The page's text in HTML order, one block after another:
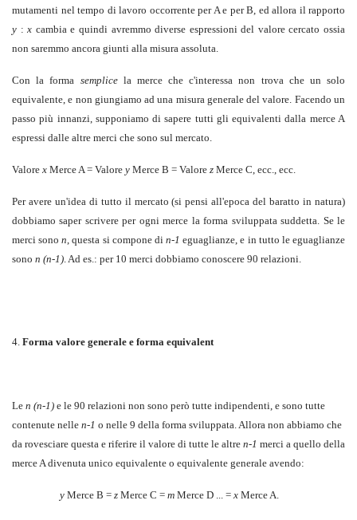
mutamenti nel tempo di lavoro occorrente per A e per B, ed allora il rapporto
y :x cambia e quindi avremmo diverse espressioni del valore cercato ossia
non saremmo ancora giunti alla misura assoluta.
Con la forma semplicela merce che c'interessa non trova che un solo
equivalente, e non giungiamo ad una misura generale del valore. Facendo un
passo più innanzi, supponiamo di sapere tutti gli equivalenti dalla merce A
espressi dalle altre merci che sono sul mercato.
Valore x Merce A = Valore y Merce B = Valore z Merce C, ecc., ecc.
Per avere un'idea di tutto il mercato (si pensi all'epoca del baratto in natura)
dobbiamo saper scrivere per ogni merce la forma sviluppata suddetta. Se le
merci sonon, questa si compone din-1 eguaglianze, e in tutto le eguaglianze
sono n (n-1). Ad es.: per 10 merci dobbiamo conoscere 90 relazioni.
4. Forma valore generale e forma equivalent
Le n (n-1) e le 90 relazioni non sono però tutte indipendenti, e sono tutte
contenute nelle n-1 o nelle 9 della forma sviluppata. Allora non abbiamo che
da rovesciare questa e riferire il valore di tutte le altre n-1 merci a quello della
merce A divenuta unico equivalente o equivalente generale avendo:
y Merce B = z Merce C = m Merce D ... = x Merce A.